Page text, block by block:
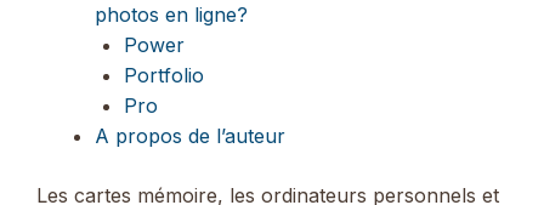
photos en ligne?
Power
Portfolio
Pro
A propos de l’auteur
Les cartes mémoire, les ordinateurs personnels et